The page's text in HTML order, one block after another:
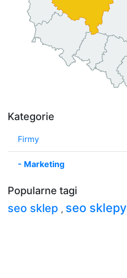
Kategorie
Firmy
- Marketing
Popularne tagi
seo sklep , seo sklepy